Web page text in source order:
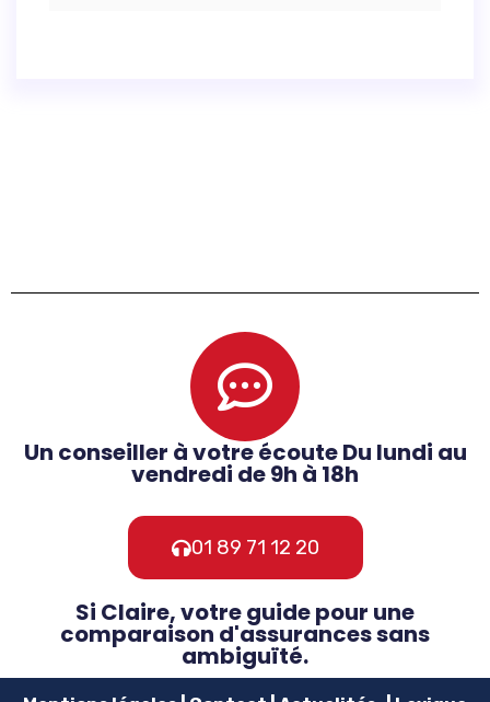
Un conseiller à votre écoute Du lundi au
vendredi de 9h à 18h
01 89 71 12 20
Si Claire, votre guide pour une
comparaison d'assurances sans
ambiguïté.